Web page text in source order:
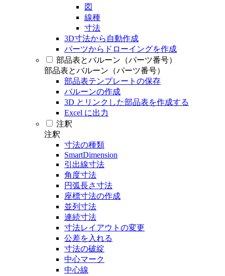
図
線種
寸法
3D寸法から自動作成
パーツからドローイングを作成
部品表とバルーン（パーツ番号）
部品表とバルーン（パーツ番号）
部品表テンプレートの保存
バルーンの作成
3D とリンクした部品表を作成する
Excel に出力
注釈
注釈
寸法の種類
SmartDimension
引出線寸法
角度寸法
円弧長さ寸法
座標寸法の作成
並列寸法
連続寸法
寸法レイアウトの変更
公差を入れる
寸法の破綻
中心マーク
中心線